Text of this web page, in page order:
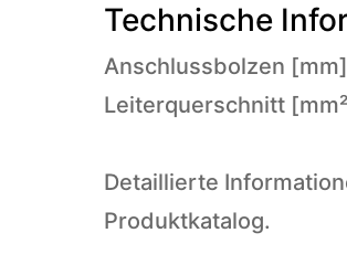
Technische
Anschlussbolzen
Leiterquerschnitt
Detaillierte
Produktkatalog.